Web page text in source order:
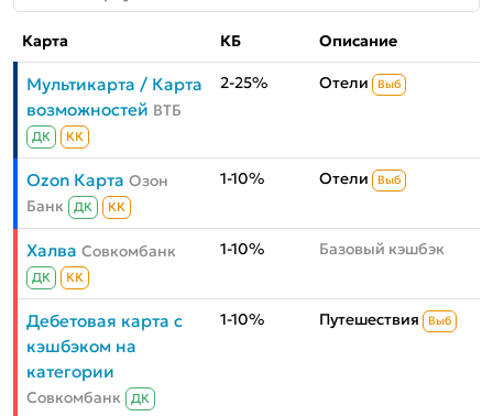
Карта КБ Описание
Мультикарта / Карта
возможностей ВТБ
ДК КК
2-25% Отели Выб
Ozon Карта Озон
Банк
ДК КК
1-10% Отели Выб
Халва Совкомбанк
ДК КК
1-10% Базовый кэшбэк
Дебетовая карта с
кэшбэком на
категории
Совкомбанк ДК
1-10% Путешествия Выб